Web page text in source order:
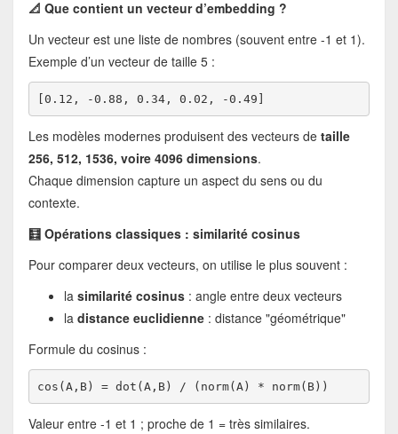
📐 Que contient un vecteur d’embedding ?
Un vecteur est une liste de nombres (souvent entre -1 et 1).
Exemple d’un vecteur de taille 5 :
[0.12, -0.88, 0.34, 0.02, -0.49]
Les modèles modernes produisent des vecteurs de taille
256, 512, 1536, voire 4096 dimensions.
Chaque dimension capture un aspect du sens ou du
contexte.
🧮 Opérations classiques : similarité cosinus
Pour comparer deux vecteurs, on utilise le plus souvent :
la similarité cosinus: angle entre deux vecteurs
la distance euclidienne: distance "géométrique"
Formule du cosinus :
cos(A,B) = dot(A,B) / (norm(A) * norm(B))
Valeur entre -1 et 1 ; proche de 1 = très similaires.